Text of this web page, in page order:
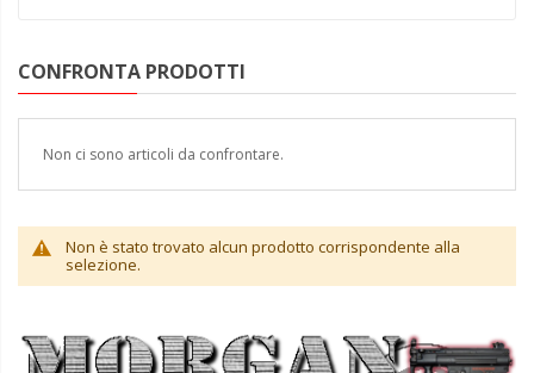
CONFRONTA PRODOTTI
Non ci sono articoli da confrontare.
Non è stato trovato alcun prodotto corrispondente alla
selezione.